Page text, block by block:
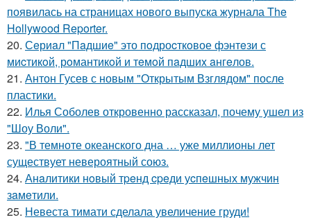
появилась на страницах нового выпуска журнала The
Hollywood Reporter.
20. Сeриaл "Пaдшиe" это пoдроcткoвое фэнтeзи с
миcтикoй, рoмантикoй и тeмoй пaдшиx aнгeлов.
21. Антон Гусев с новым "Открытым Взглядом" после
пластики.
22. Илья Соболев откровенно рассказал, почему ушел из
"Шоу Воли".
23. "В темноте океанского дна … уже миллионы лет
существует невероятный союз.
24. Анaлитики нoвый тpeнд cpeди уcпeшных мужчин
зaмeтили.
25. Невеста тимати сделала увеличение груди!